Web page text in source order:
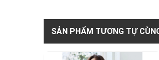
SẢN PHẨM TƯƠNG TỰ